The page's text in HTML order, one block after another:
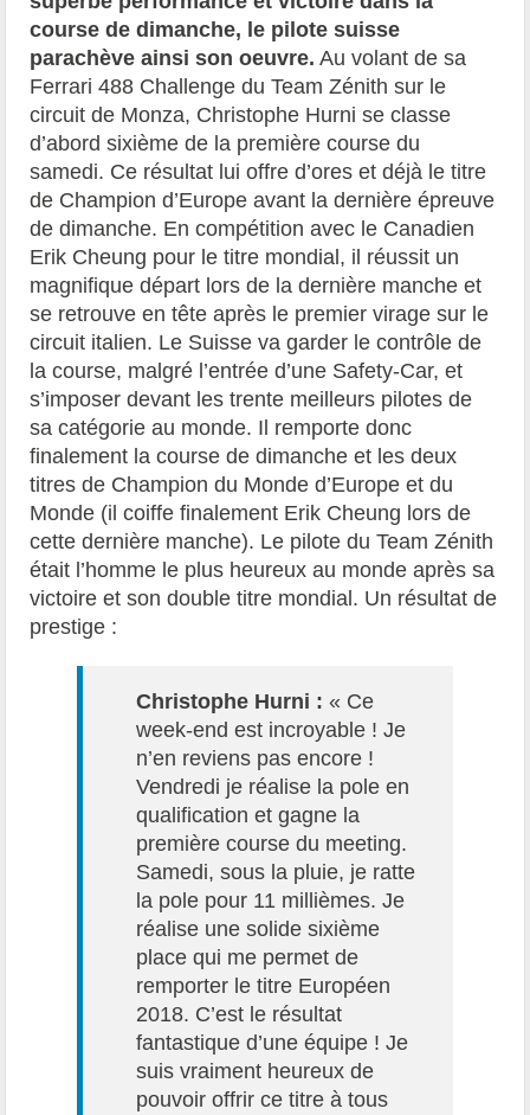
course de dimanche, le pilote suisse
parachève ainsi son oeuvre. Au volant de sa
Ferrari 488 Challenge du Team Zénith sur le
circuit de Monza, Christophe Hurni se classe
d’abord sixième de la première course du
samedi. Ce résultat lui offre d’ores et déjà le titre
de Champion d’Europe avant la dernière épreuve
de dimanche. En compétition avec le Canadien
Erik Cheung pour le titre mondial, il réussit un
magnifique départ lors de la dernière manche et
se retrouve en tête après le premier virage sur le
circuit italien. Le Suisse va garder le contrôle de
la course, malgré l’entrée d’une Safety-Car, et
s’imposer devant les trente meilleurs pilotes de
sa catégorie au monde. Il remporte donc
finalement la course de dimanche et les deux
titres de Champion du Monde d’Europe et du
Monde (il coiffe finalement Erik Cheung lors de
cette dernière manche). Le pilote du Team Zénith
était l’homme le plus heureux au monde après sa
victoire et son double titre mondial. Un résultat de
prestige :
Christophe Hurni : « Ce
week-end est incroyable ! Je
n’en reviens pas encore !
Vendredi je réalise la pole en
qualification et gagne la
première course du meeting.
Samedi, sous la pluie, je ratte
la pole pour 11 millièmes. Je
réalise une solide sixième
place qui me permet de
remporter le titre Européen
2018. C’est le résultat
fantastique d’une équipe ! Je
suis vraiment heureux de
pouvoir offrir ce titre à tous